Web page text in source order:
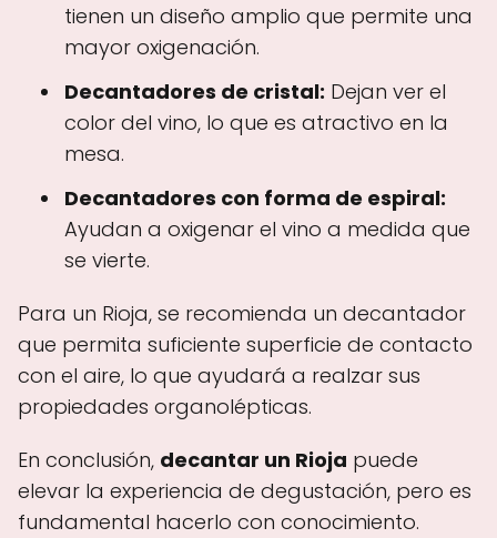
tienen un diseño amplio que permite una
mayor oxigenación.
Decantadores de cristal: Dejan ver el
color del vino, lo que es atractivo en la
mesa.
Decantadores con forma de espiral:
Ayudan a oxigenar el vino a medida que
se vierte.
Para un Rioja, se recomienda un decantador
que permita suficiente superficie de contacto
con el aire, lo que ayudará a realzar sus
propiedades organolépticas.
En conclusión, decantar un Rioja puede
elevar la experiencia de degustación, pero es
fundamental hacerlo con conocimiento.